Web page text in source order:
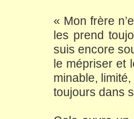
« Mon frère
les prend
suis encore
le mépriser et
minable,
toujours dans